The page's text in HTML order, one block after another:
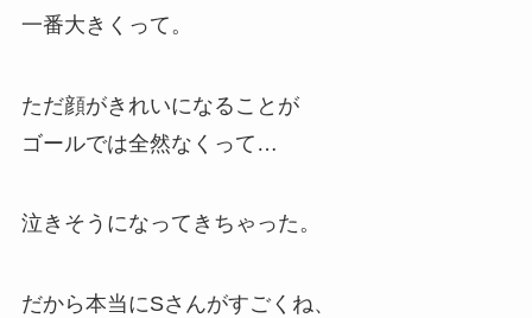
一番大きくって。
ただ顔がきれいになることが
ゴールでは全然なくって…
泣きそうになってきちゃった。
だから本当にSさんがすごくね、